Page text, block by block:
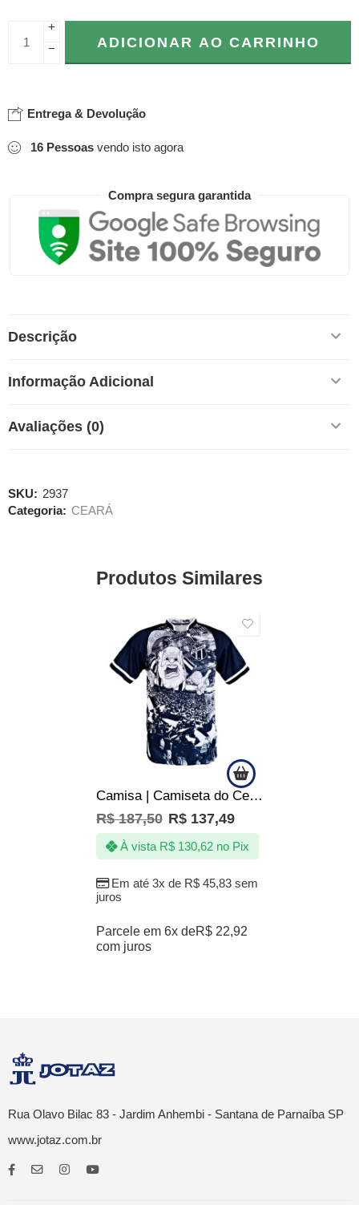
+
−
ADICIONAR AO CARRINHO
Entrega & Devolução
16 Pessoas vendo isto agora
Compra segura garantida
Descrição
Informação Adicional
Avaliações (0)
SKU: 2937
Categoria: CEARÁ
Produtos Similares
Camisa | Camiseta do Ceará SC – Vovô – Produto Oficial
R$187,50 R$137,49
Em até 3x de R$ 45,83 sem
juros
À vista R$ 130,62 no Pix
Parcele em 6x deR$22,92
com juros
Rua Olavo Bilac 83 - Jardim Anhembi - Santana de Parnaíba SP
www.jotaz.com.br